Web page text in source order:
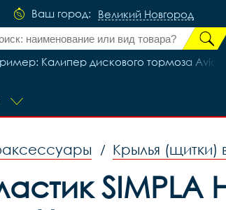
Ваш город: Великий Новгород
Калипер дискового тормоза Avid
/ Крылья (щитки)
SIMPLA